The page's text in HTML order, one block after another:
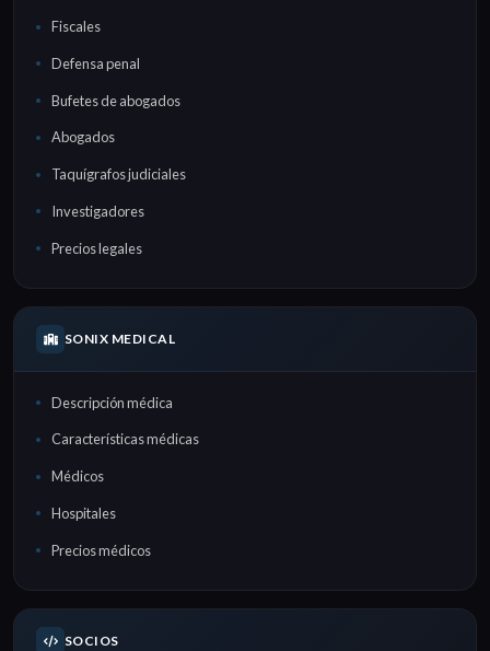
Fiscales
Defensa penal
Bufetes de abogados
Abogados
Taquígrafos judiciales
Investigadores
Precios legales
SONIX MEDICAL
Descripción médica
Características médicas
Médicos
Hospitales
Precios médicos
SOCIOS